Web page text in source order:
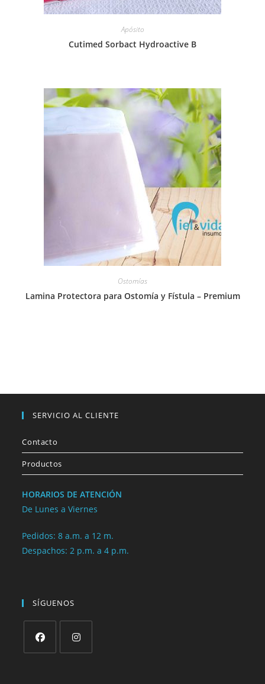
Apósito
Cutimed Sorbact Hydroactive B
Ostomías
Lamina Protectora para Ostomía y Fístula – Premium
SERVICIO AL CLIENTE
Contacto
Productos
HORARIOS DE ATENCIÓN
De Lunes a Viernes
Pedidos: 8 a.m. a 12 m.
Despachos: 2 p.m. a 4 p.m.
SÍGUENOS